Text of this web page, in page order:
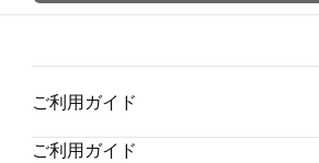
ご利用ガイド
ご利用ガイド